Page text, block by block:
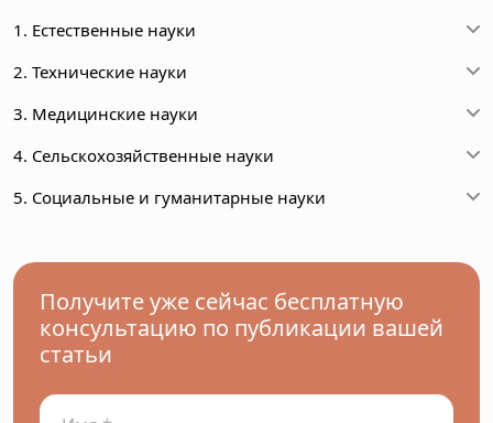
1. Естественные науки
2. Технические науки
3. Медицинские науки
4. Сельскохозяйственные науки
5. Социальные и гуманитарные науки
Получите уже сейчас бесплатную
консультацию по публикации вашей
статьи